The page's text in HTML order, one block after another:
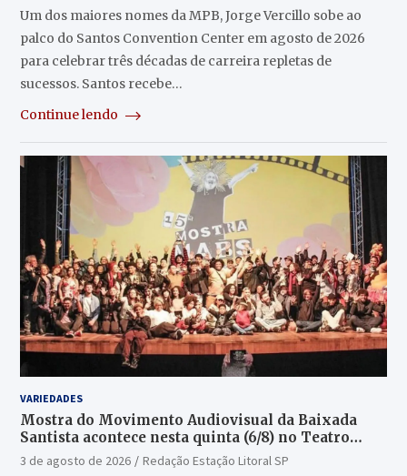
Um dos maiores nomes da MPB, Jorge Vercillo sobe ao
palco do Santos Convention Center em agosto de 2026
para celebrar três décadas de carreira repletas de
sucessos. Santos recebe…
Continue lendo
VARIEDADES
Mostra do Movimento Audiovisual da Baixada
Santista acontece nesta quinta (6/8) no Teatro
Guarany
3 de agosto de 2026
Redação Estação Litoral SP